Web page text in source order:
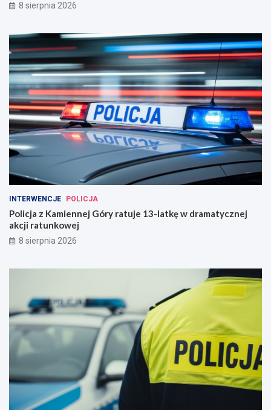
8 sierpnia 2026
INTERWENCJE POLICJA
Policja z Kamiennej Góry ratuje 13-latkę w dramatycznej
akcji ratunkowej
8 sierpnia 2026